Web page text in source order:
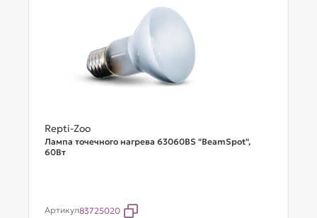
Repti-Zoo
Лампа точечного нагрева 63060BS "BeamSpot",
60Вт
Артикул83725020